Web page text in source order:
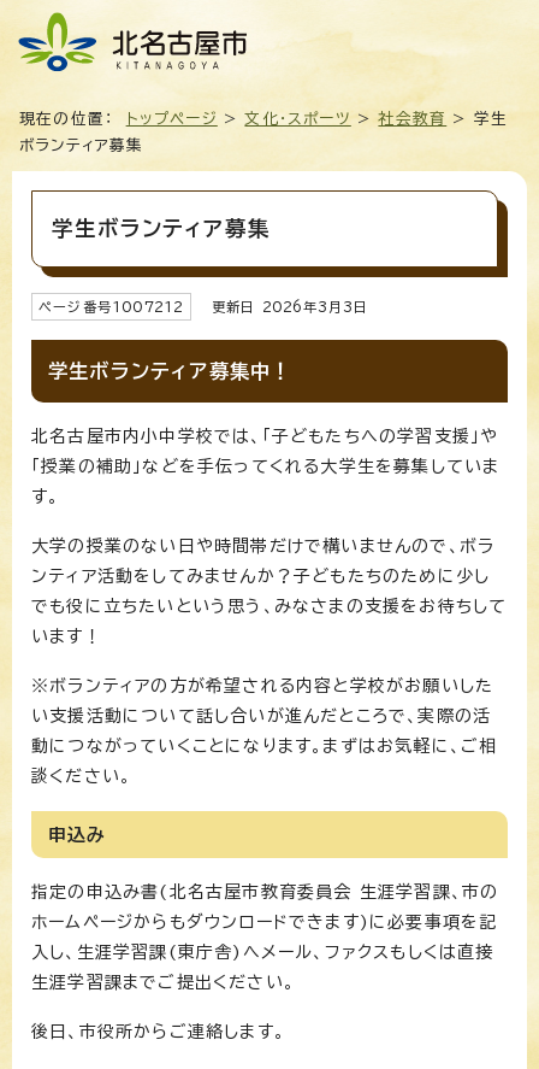
現在の位置： トップページ >文化・スポーツ >社会教育
> 学生
ボランティア募集
学生ボランティア募集
ページ番号1007212 更新日 2026年3月3日
学生ボランティア募集中！
北名古屋市内小中学校では、「子どもたちへの学習支援」や
「授業の補助」などを手伝ってくれる大学生を募集していま
す。
大学の授業のない日や時間帯だけで構いませんので、ボラ
ンティア活動をしてみませんか？子どもたちのために少し
でも役に立ちたいという思う、みなさまの支援をお待ちして
います！
※ボランティアの方が希望される内容と学校がお願いした
い支援活動について話し合いが進んだところで、実際の活
動につながっていくことになります。まずはお気軽に、ご相
談ください。
申込み
指定の申込み書(北名古屋市教育委員会 生涯学習課、市の
ホームページからもダウンロードできます)に必要事項を記
入し、生涯学習課(東庁舎)へメール、ファクスもしくは直接
生涯学習課までご提出ください。
後日、市役所からご連絡します。